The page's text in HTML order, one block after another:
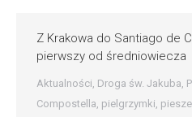
Z Krakowa do Santiago de
pierwszy od średniowiecza
Aktualności, Droga św. Jakuba,
Compostella, pielgrzymki,